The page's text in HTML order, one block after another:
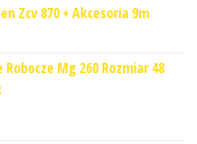
Zcv 870 + Akcesoria 9m
Robocze Mg 260 Rozmiar 48